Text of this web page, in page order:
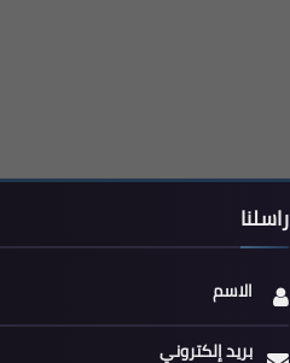
راسلنا
الاسم
بريد إلكتروني